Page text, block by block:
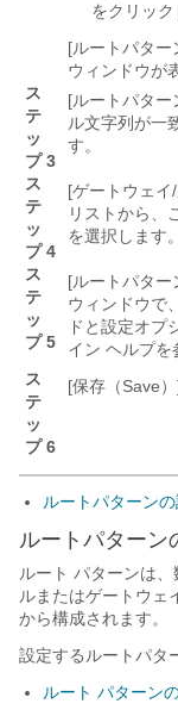
をクリック
[ルートパタ
ウィンドウが
ス
テ
ッ
プ 3
[ルートパタ
ル文字列が一
す。
ス
テ
ッ
プ 4
[ゲートウェ
リストから、
を選択します。
ス
テ
ッ
プ 5
[ルートパタ
ウィンドウで
ドと設定オプ
イン ヘルプを
ス
テ
ッ
プ 6
[保存（Save
ルートパターン
ルートパターン
ルート パターンは
ルまたはゲートウェ
から構成されます。
設定するルートパタ
ルート パターン